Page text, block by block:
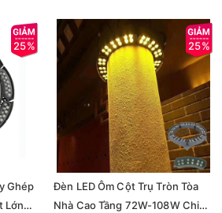
25%
Ghép
Lớn
25%
Đèn LED Ôm Cột Trụ Tròn Tòa
Nhà Cao Tầng 72W-108W Chiếu